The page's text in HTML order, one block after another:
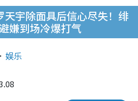
天宇除面具后信心尽失！绯
嫌到场冷爆打气
娱乐